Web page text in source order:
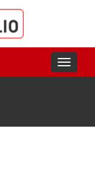
Toggle